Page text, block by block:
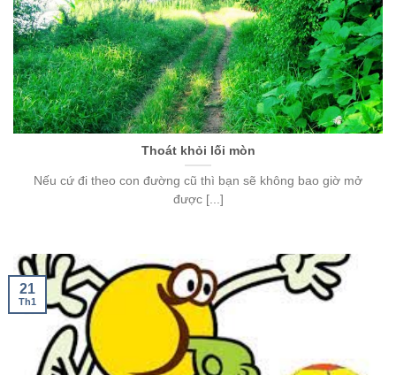
Thoát khỏi lối mòn
Nếu cứ đi theo con đường cũ thì bạn sẽ không bao giờ mở
được [...]
21
Th1